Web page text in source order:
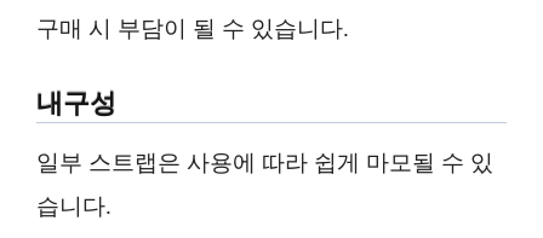
구매 시 부담이 될 수 있습니다.
내구성
일부 스트랩은 사용에 따라 쉽게 마모될 수 있
습니다.